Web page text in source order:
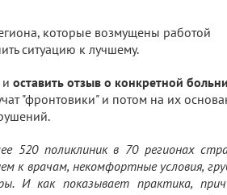
которые возмущены работой
ситуацию к лучшему.
оставить отзыв о конкретной
"фронтовики" и потом на их
520 поликлиник в 70 регионах
к врачам, некомфортные условия,
И как показывает практика,